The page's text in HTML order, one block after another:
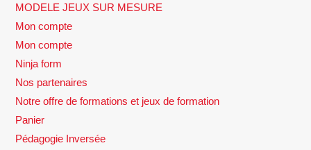
MODELE JEUX SUR MESURE
Mon compte
Mon compte
Ninja form
Nos partenaires
Notre offre de formations et jeux de formation
Panier
Pédagogie Inversée